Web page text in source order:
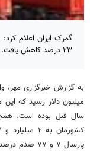
گمرک ایران اعلام
۲۳ درصد كاهش يافت.
سال قبل بوده است.
پارسال ۷ و ۷۷ صدم درصد كاهش داشت.